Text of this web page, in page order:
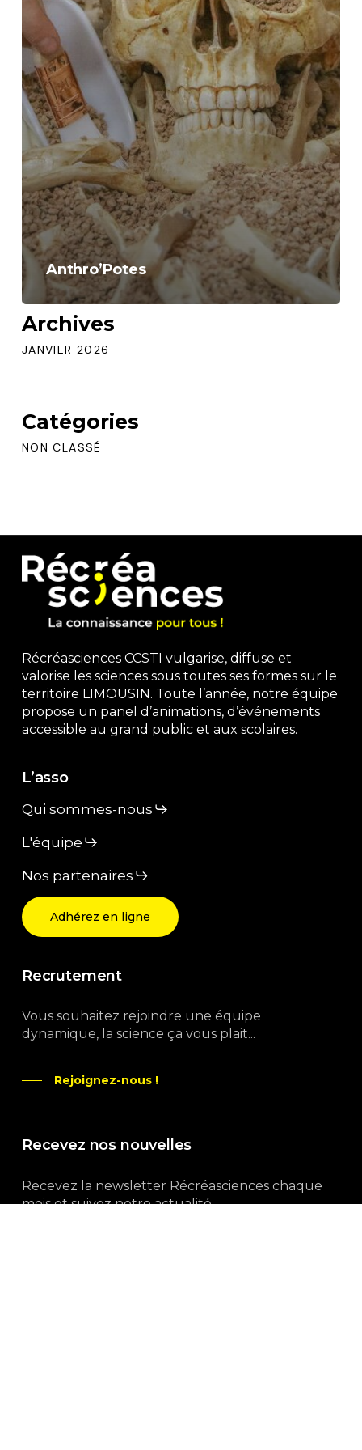
Anthro’Potes
Archives
JANVIER 2026
Catégories
NON CLASSÉ
Récréasciences CCSTI vulgarise, diffuse et
valorise les sciences sous toutes ses formes sur le
territoire LIMOUSIN. Toute l’année, notre équipe
propose un panel d’animations, d’événements
accessible au grand public et aux scolaires.
L’asso
Qui sommes-nous
L'équipe
Nos partenaires
Adhérez en ligne
Recrutement
Vous souhaitez rejoindre une équipe
dynamique, la science ça vous plait...
Rejoignez-nous !
Recevez nos nouvelles
Recevez la newsletter Récréasciences chaque
mois et suivez notre actualité...